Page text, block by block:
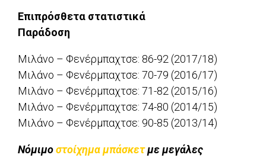
Επιπρόσθετα στατιστικά
Παράδοση
Μιλάνο – Φενέρμπαχτσε: 86-92 (2017/18)
Μιλάνο – Φενέρμπαχτσε: 70-79 (2016/17)
Μιλάνο – Φενέρμπαχτσε: 71-82 (2015/16)
Μιλάνο – Φενέρμπαχτσε: 74-80 (2014/15)
Μιλάνο – Φενέρμπαχτσε: 90-85 (2013/14)
Νόμιμοστοίχημα μπάσκετμε μεγάλες